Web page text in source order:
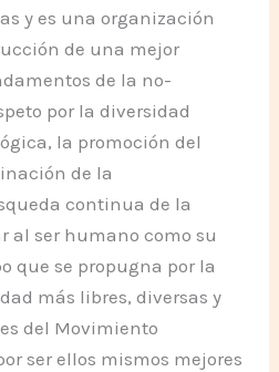
y es una organización
de una mejor
de la no-
por la diversidad
la promoción del
de la
continua de la
al ser humano como su
que se propugna por la
más libres, diversas y
del Movimiento
ser ellos mismos mejores